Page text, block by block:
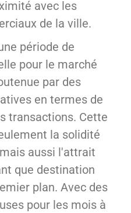
avec les
de la ville.
période de
pour le marché
par des
en termes de
transactions. Cette
la solidité
aussi l'attrait
que destination
plan. Avec des
pour les mois à